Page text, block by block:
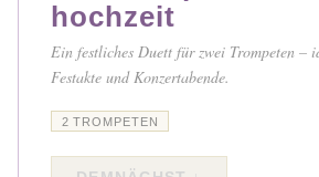
hochzeit
Ein festliches Duett für zwei Trompeten –
Festakte und Konzertabende.
2 TROMPETEN